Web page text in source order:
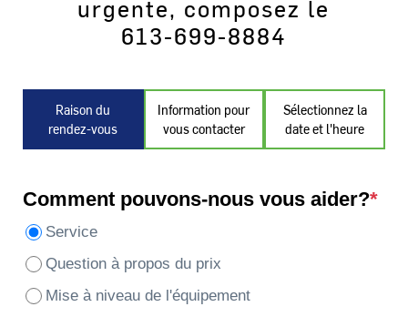
urgente, composez le
613-699-8884
Raison du
rendez-vous
Information pour
vous contacter
Sélectionnez la
date et l'heure
Comment pouvons-nous vous aider?*
Service
Question à propos du prix
Mise à niveau de l'équipement